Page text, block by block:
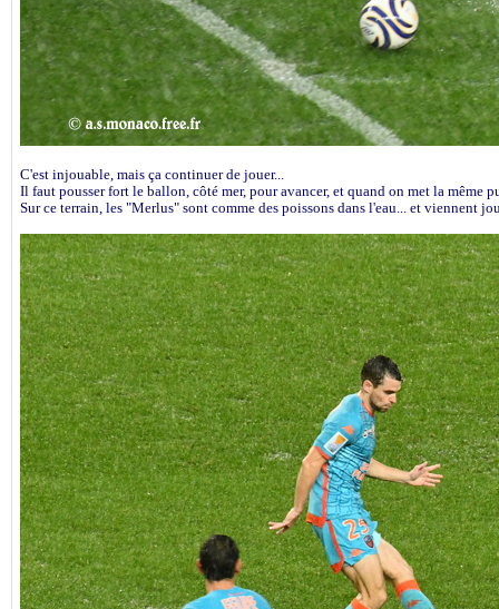
C'est injouable, mais ça continuer de jouer...
Il faut pousser fort le ballon, côté mer, pour avancer, et quand on met la même
Sur ce terrain, les "Merlus" sont comme des poissons dans l'eau... et viennent